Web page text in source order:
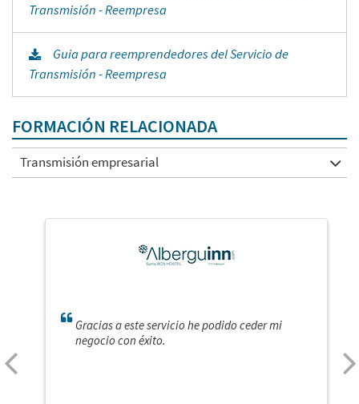
Transmisión - Reempresa
Guia para reemprendedores del Servicio de
Transmisión - Reempresa
FORMACIÓN RELACIONADA
Transmisión empresarial
Gracias a este servicio he podido ceder mi
negocio con éxito.